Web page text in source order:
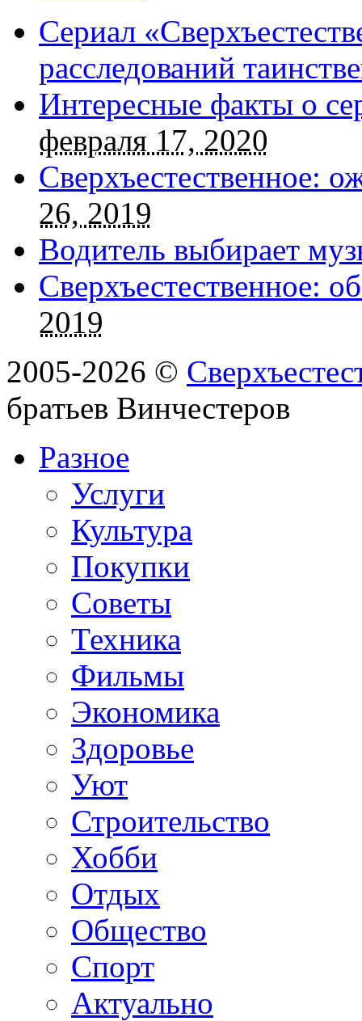
Сериал
расследований
Интересные факты о
февраля 17, 2020
Сверхъестественное:
26, 2019
Водитель выбирает
Сверхъестественное:
2019
2005-2026 ©
братьев Винчестеров
Разное
Услуги
Культура
Покупки
Советы
Техника
Фильмы
Экономика
Здоровье
Уют
Строительство
Хобби
Отдых
Общество
Спорт
Актуально